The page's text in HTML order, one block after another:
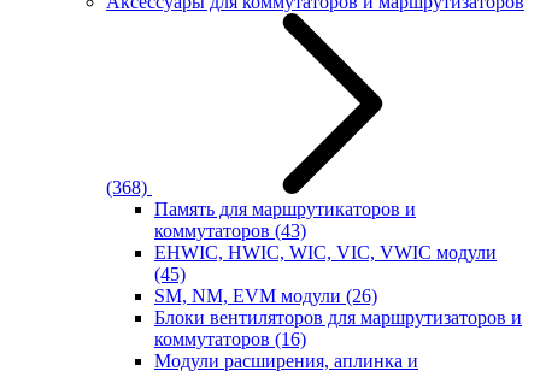
(368)
Память для маршрутикаторов и
коммутаторов (43)
EHWIC, HWIC, WIC, VIC, VWIC модули
(45)
SM, NM, EVM модули (26)
Блоки вентиляторов для маршрутизаторов и
коммутаторов (16)
Модули расширения, аплинка и